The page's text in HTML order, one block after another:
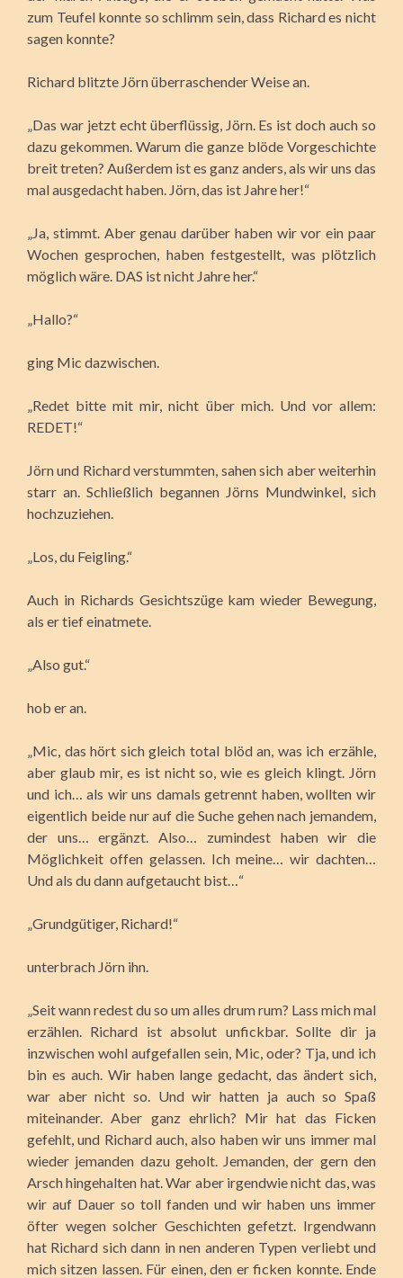
zum Teufel konnte so schlimm sein, dass Richard es nicht
sagen konnte?
Richard blitzte Jörn überraschender Weise an.
„Das war jetzt echt überflüssig, Jörn. Es ist doch auch so
dazu gekommen. Warum die ganze blöde Vorgeschichte
breit treten? Außerdem ist es ganz anders, als wir uns das
mal ausgedacht haben. Jörn, das ist Jahre her!“
„Ja, stimmt. Aber genau darüber haben wir vor ein paar
Wochen gesprochen, haben festgestellt, was plötzlich
möglich wäre. DAS ist nicht Jahre her.“
„Hallo?“
ging Mic dazwischen.
„Redet bitte mit mir, nicht über mich. Und vor allem:
REDET!“
Jörn und Richard verstummten, sahen sich aber weiterhin
starr an. Schließlich begannen Jörns Mundwinkel, sich
hochzuziehen.
„Los, du Feigling.“
Auch in Richards Gesichtszüge kam wieder Bewegung,
als er tief einatmete.
„Also gut.“
hob er an.
„Mic, das hört sich gleich total blöd an, was ich erzähle,
aber glaub mir, es ist nicht so, wie es gleich klingt. Jörn
und ich… als wir uns damals getrennt haben, wollten wir
eigentlich beide nur auf die Suche gehen nach jemandem,
der uns… ergänzt. Also… zumindest haben wir die
Möglichkeit offen gelassen. Ich meine… wir dachten…
Und als du dann aufgetaucht bist…“
„Grundgütiger, Richard!“
unterbrach Jörn ihn.
„Seit wann redest du so um alles drum rum? Lass mich mal
erzählen. Richard ist absolut unfickbar. Sollte dir ja
inzwischen wohl aufgefallen sein, Mic, oder? Tja, und ich
bin es auch. Wir haben lange gedacht, das ändert sich,
war aber nicht so. Und wir hatten ja auch so Spaß
miteinander. Aber ganz ehrlich? Mir hat das Ficken
gefehlt, und Richard auch, also haben wir uns immer mal
wieder jemanden dazu geholt. Jemanden, der gern den
Arsch hingehalten hat. War aber irgendwie nicht das, was
wir auf Dauer so toll fanden und wir haben uns immer
öfter wegen solcher Geschichten gefetzt. Irgendwann
hat Richard sich dann in nen anderen Typen verliebt und
mich sitzen lassen. Für einen, den er ficken konnte. Ende